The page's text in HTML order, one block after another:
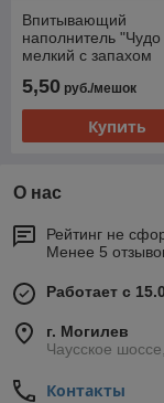
Впитывающий
наполнитель "Чудо
мелкий с запахом
5,50 руб./мешок
Купить
О нас
Рейтинг не
Менее 5
Работает с
г. Могилев
Чаусское
Контакты